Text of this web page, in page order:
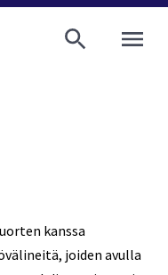
kanssa
joiden avulla